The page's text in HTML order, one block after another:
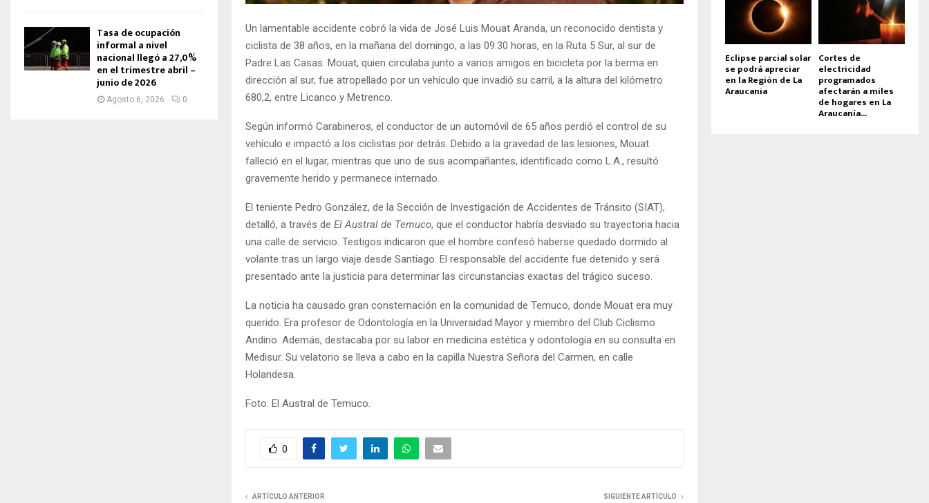
Un lamentable accidente cobró la vida de José Luis Mouat Aranda, un reconocido dentista y
ciclista de 38 años, en la mañana del domingo, a las 09:30 horas, en la Ruta 5 Sur, al sur de
Padre Las Casas. Mouat, quien circulaba junto a varios amigos en bicicleta por la berma en
dirección al sur, fue atropellado por un vehículo que invadió su carril, a la altura del kilómetro
680,2, entre Licanco y Metrenco.
Según informó Carabineros, el conductor de un automóvil de 65 años perdió el control de su
vehículo e impactó a los ciclistas por detrás. Debido a la gravedad de las lesiones, Mouat
falleció en el lugar, mientras que uno de sus acompañantes, identificado como L.A., resultó
gravemente herido y permanece internado.
El teniente Pedro González, de la Sección de Investigación de Accidentes de Tránsito (SIAT),
detalló, a través de El Austral de Temuco, que el conductor habría desviado su trayectoria hacia
una calle de servicio. Testigos indicaron que el hombre confesó haberse quedado dormido al
volante tras un largo viaje desde Santiago. El responsable del accidente fue detenido y será
presentado ante la justicia para determinar las circunstancias exactas del trágico suceso.
La noticia ha causado gran consternación en la comunidad de Temuco, donde Mouat era muy
querido. Era profesor de Odontología en la Universidad Mayor y miembro del Club Ciclismo
Andino. Además, destacaba por su labor en medicina estética y odontología en su consulta en
Medisur. Su velatorio se lleva a cabo en la capilla Nuestra Señora del Carmen, en calle
Holandesa.
Foto: El Austral de Temuco.
0
ARTÍCULO ANTERIOR SIGUIENTE ARTÍCULO
Tasa de ocupación
informal a nivel
nacional llegó a 27,0%
en el trimestre abril –
junio de 2026
Agosto 6, 2026 0
Eclipse parcial solar
se podrá apreciar
en la Región de La
Araucania
Cortes de
electricidad
programados
afectarán a miles
de hogares en La
Araucanía...